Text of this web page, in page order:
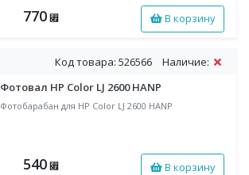
770 ⃏ В корзину
Код товара: 526566
Наличие:
Фотовал HP Color LJ 2600 HANP
Фотобарабан для HP Color LJ 2600 HANP
540 ⃏ В корзину